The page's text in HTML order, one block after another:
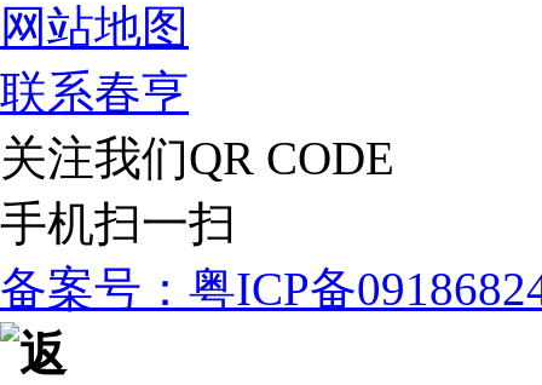
网站地图
联系春亨
关注我们QR CODE
手机扫一扫
备案号：粤ICP备